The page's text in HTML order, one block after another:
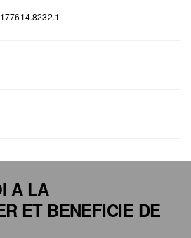
A LA
ET BENEFICIE DE